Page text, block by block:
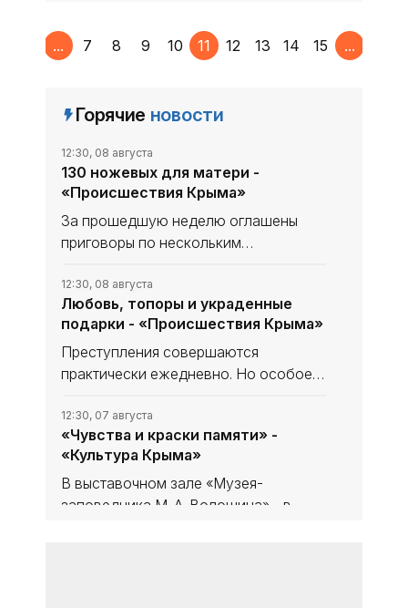
... 7 8 9 10 11 12 13 14 15 ... 5950
Горячие новости
12:30, 08 августа
130 ножевых для матери -
«Происшествия Крыма»
За прошедшую неделю оглашены
приговоры по нескольким
География преступлений охватывает
весь полуостров, а тяжесть деяний
варьируется от дерзкого
мошенничества до
12:30, 08 августа
Любовь, топоры и украденные
подарки - «Происшествия Крыма»
Преступления совершаются
практически ежедневно. Но особое
подозрительных личностей, имеющих
нездоровый интерес к детям. Такие
персонажи слишком изобретательны.
12:30, 07 августа
«Чувства и краски памяти» -
«Культура Крыма»
В выставочном зале «Музея-
заповедника М. А. Волошина» - в